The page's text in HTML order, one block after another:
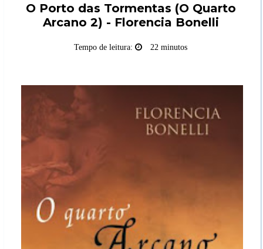
O Porto das Tormentas (O Quarto
Arcano 2) - Florencia Bonelli
Tempo de leitura: 22 minutos